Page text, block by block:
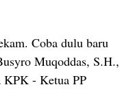
Coba dulu baru
Muqoddas, S.H.,
- Ketua PP